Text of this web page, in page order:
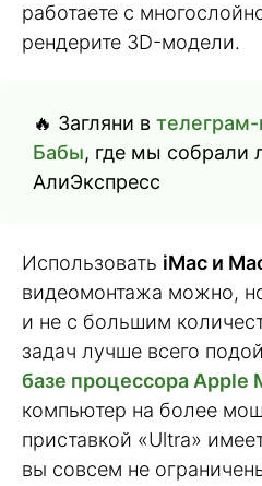
работаете с
рендерите 3D-модели.
🔥 Загляни в
Бабы, где мы собрали
АлиЭкспресс
Использовать iMac и
видеомонтажа можно,
и не с большим
задач лучше всего
базе процессора Apple
компьютер на более
приставкой «Ultra»
вы совсем не